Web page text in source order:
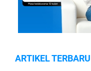
ARTIKEL TERBARU